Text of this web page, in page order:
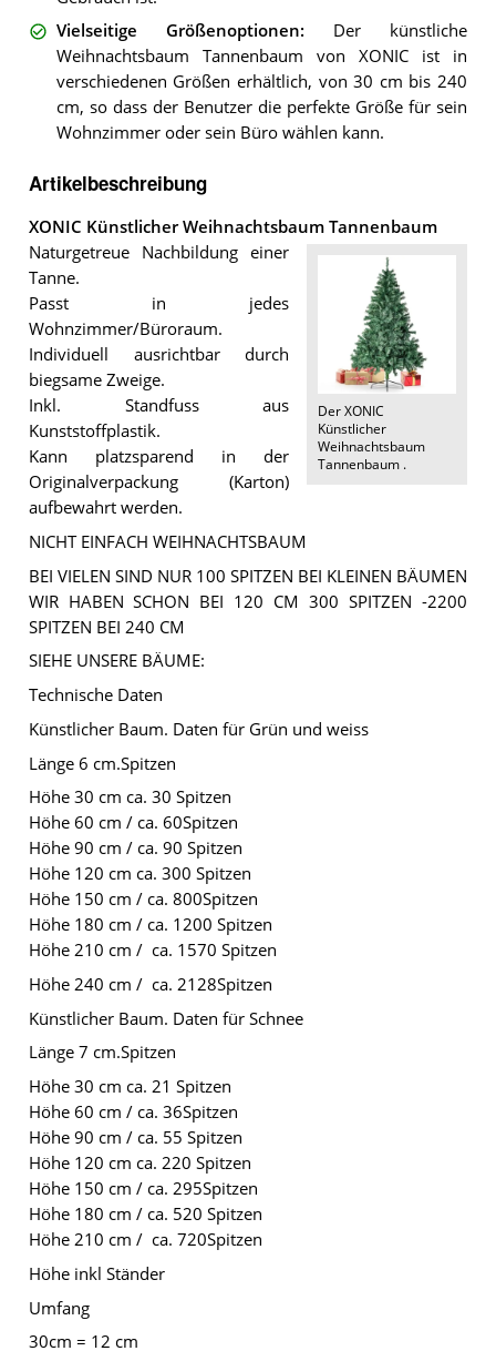
Vielseitige Größenoptionen: Der künstliche
Weihnachtsbaum Tannenbaum von XONIC ist in
verschiedenen Größen erhältlich, von 30 cm bis 240
cm, so dass der Benutzer die perfekte Größe für sein
Wohnzimmer oder sein Büro wählen kann.
Artikelbeschreibung
XONIC Künstlicher Weihnachtsbaum Tannenbaum
Der XONIC
Künstlicher
Weihnachtsbaum
Tannenbaum .
Naturgetreue Nachbildung einer
Tanne.
Passt in jedes
Wohnzimmer/Büroraum.
Individuell ausrichtbar durch
biegsame Zweige.
Inkl. Standfuss aus
Kunststoffplastik.
Kann platzsparend in der
Originalverpackung (Karton)
aufbewahrt werden.
NICHT EINFACH WEIHNACHTSBAUM
BEI VIELEN SIND NUR 100 SPITZEN BEI KLEINEN BÄUMEN
WIR HABEN SCHON BEI 120 CM 300 SPITZEN -2200
SPITZEN BEI 240 CM
SIEHE UNSERE BÄUME:
Technische Daten
Künstlicher Baum. Daten für Grün und weiss
Länge 6 cm.Spitzen
Höhe 30 cm ca. 30 Spitzen
Höhe 60 cm / ca. 60Spitzen
Höhe 90 cm / ca. 90 Spitzen
Höhe 120 cm ca. 300 Spitzen
Höhe 150 cm / ca. 800Spitzen
Höhe 180 cm / ca. 1200 Spitzen
Höhe 210 cm / ca. 1570 Spitzen
Höhe 240 cm / ca. 2128Spitzen
Künstlicher Baum. Daten für Schnee
Länge 7 cm.Spitzen
Höhe 30 cm ca. 21 Spitzen
Höhe 60 cm / ca. 36Spitzen
Höhe 90 cm / ca. 55 Spitzen
Höhe 120 cm ca. 220 Spitzen
Höhe 150 cm / ca. 295Spitzen
Höhe 180 cm / ca. 520 Spitzen
Höhe 210 cm / ca. 720Spitzen
Höhe inkl Ständer
Umfang
30cm = 12 cm